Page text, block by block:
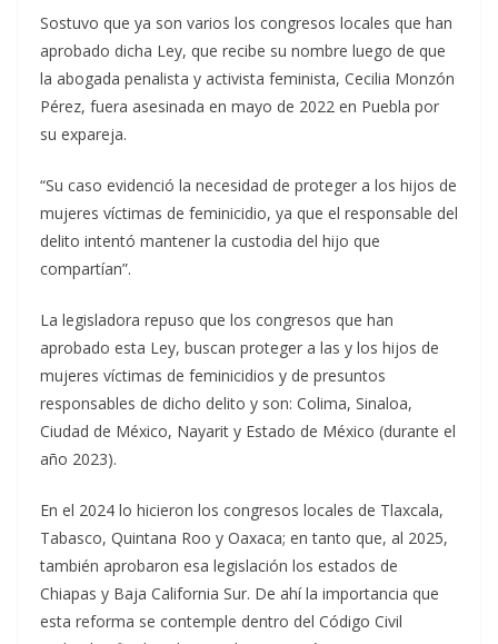
Sostuvo que ya son varios los congresos locales que han
aprobado dicha Ley, que recibe su nombre luego de que
la abogada penalista y activista feminista, Cecilia Monzón
Pérez, fuera asesinada en mayo de 2022 en Puebla por
su expareja.
“Su caso evidenció la necesidad de proteger a los hijos de
mujeres víctimas de feminicidio, ya que el responsable del
delito intentó mantener la custodia del hijo que
compartían”.
La legisladora repuso que los congresos que han
aprobado esta Ley, buscan proteger a las y los hijos de
mujeres víctimas de feminicidios y de presuntos
responsables de dicho delito y son: Colima, Sinaloa,
Ciudad de México, Nayarit y Estado de México (durante el
año 2023).
En el 2024 lo hicieron los congresos locales de Tlaxcala,
Tabasco, Quintana Roo y Oaxaca; en tanto que, al 2025,
también aprobaron esa legislación los estados de
Chiapas y Baja California Sur. De ahí la importancia que
esta reforma se contemple dentro del Código Civil